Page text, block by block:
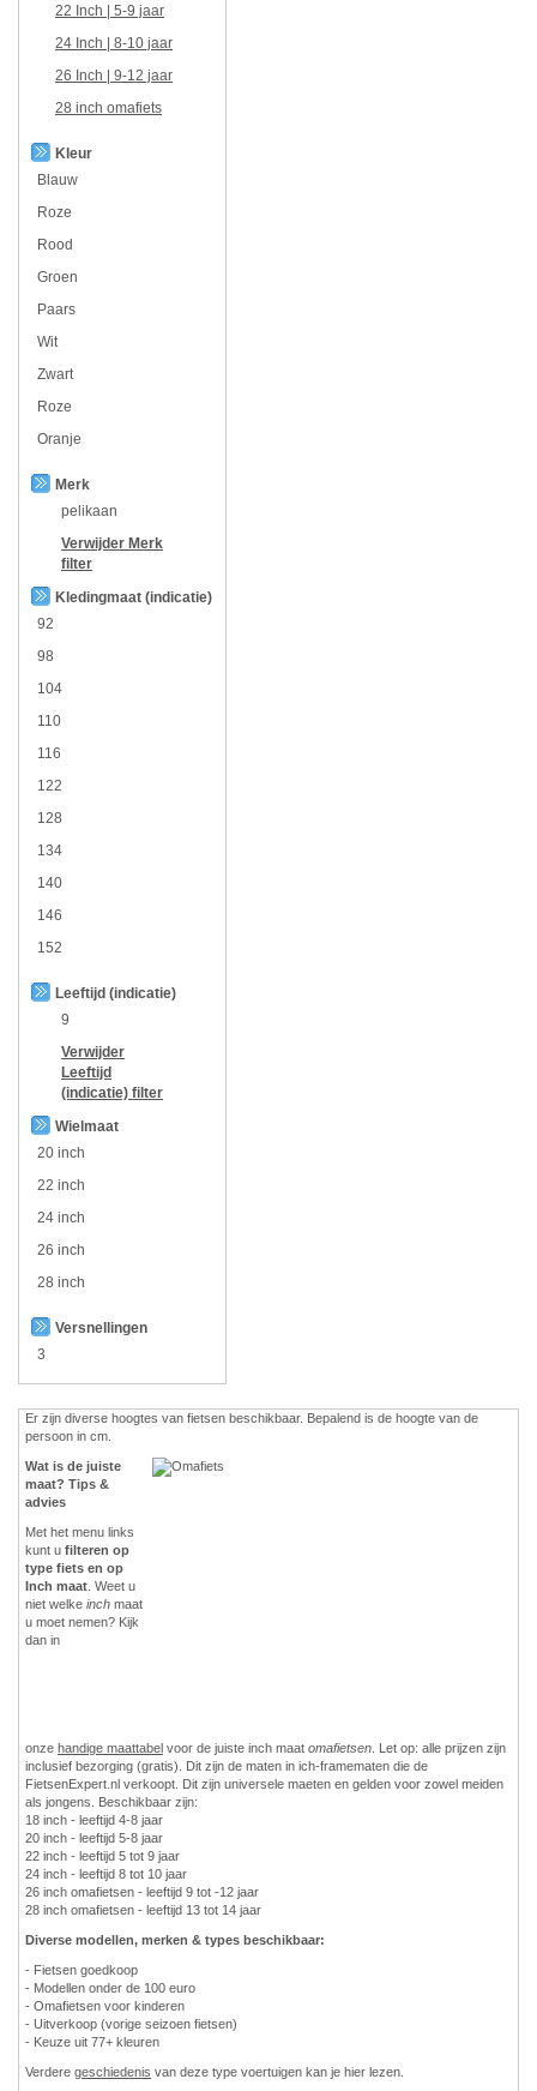
22 Inch | 5-9 jaar
24 Inch | 8-10 jaar
26 Inch | 9-12 jaar
28 inch omafiets
Kleur
Blauw
Roze
Rood
Groen
Paars
Wit
Zwart
Roze
Oranje
Merk
pelikaan
Verwijder Merk
filter
Kledingmaat (indicatie)
92
98
104
110
116
122
128
134
140
146
152
Leeftijd (indicatie)
9
Verwijder
Leeftijd
(indicatie) filter
Wielmaat
20 inch
22 inch
24 inch
26 inch
28 inch
Versnellingen
3
Er zijn diverse hoogtes van fietsen beschikbaar. Bepalend is de hoogte van de
persoon in cm.
Wat is de juiste
maat? Tips &
advies
Met het menu links
kunt u filteren op
type fiets en op
Inch maat . Weet u
niet welke inch maat
u moet nemen? Kijk
dan in
onze handige maattabel voor de juiste inch maat omafietsen . Let op: alle prijzen zijn
inclusief bezorging (gratis). Dit zijn de maten in ich-framematen die de
FietsenExpert.nl verkoopt. Dit zijn universele maeten en gelden voor zowel meiden
als jongens. Beschikbaar zijn:
18 inch - leeftijd 4-8 jaar
20 inch - leeftijd 5-8 jaar
22 inch - leeftijd 5 tot 9 jaar
24 inch - leeftijd 8 tot 10 jaar
26 inch omafietsen - leeftijd 9 tot -12 jaar
28 inch omafietsen - leeftijd 13 tot 14 jaar
Diverse modellen, merken & types beschikbaar:
- Fietsen goedkoop
- Modellen onder de 100 euro
- Omafietsen voor kinderen
- Uitverkoop (vorige seizoen fietsen)
- Keuze uit 77+ kleuren
Verdere geschiedenis van deze type voertuigen kan je hier lezen.